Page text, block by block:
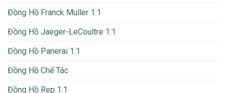
Đồng Hồ Franck Muller 1:1
Đồng Hồ Jaeger-LeCoultre 1:1
Đồng Hồ Panerai 1:1
Đồng Hồ Chế Tác
Đồng Hồ Rep 1:1